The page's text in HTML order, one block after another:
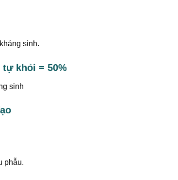
sinh.
khỏi = 50%
sinh
phẫu.